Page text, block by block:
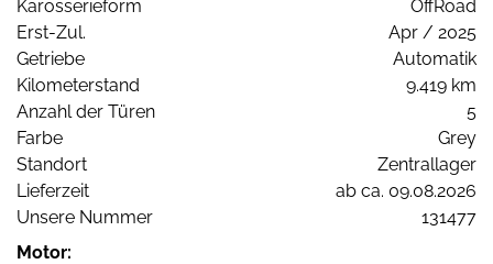
Karosserieform
OffRoad
Erst-Zul.
Apr / 2025
Getriebe
Automatik
Kilometerstand
9.419 km
Anzahl der Türen
5
Farbe
Grey
Standort
Zentrallager
Lieferzeit
ab ca. 09.08.2026
Unsere Nummer
131477
Motor: